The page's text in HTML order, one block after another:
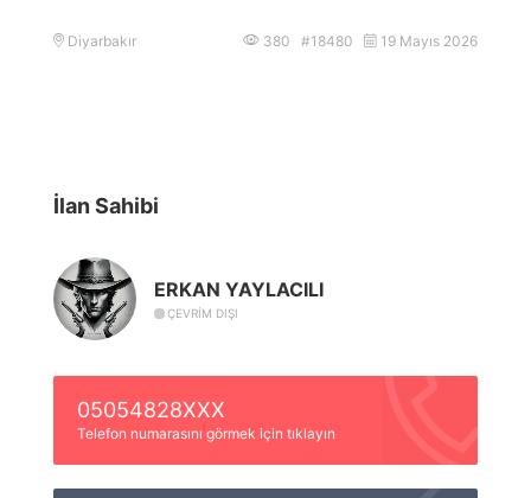
Diyarbakır 380 #18480 19 Mayıs 2026
İlan Sahibi
ERKAN YAYLACILI
ÇEVRIM DIŞI
05054828XXX
Telefon numarasını görmek için tıklayın